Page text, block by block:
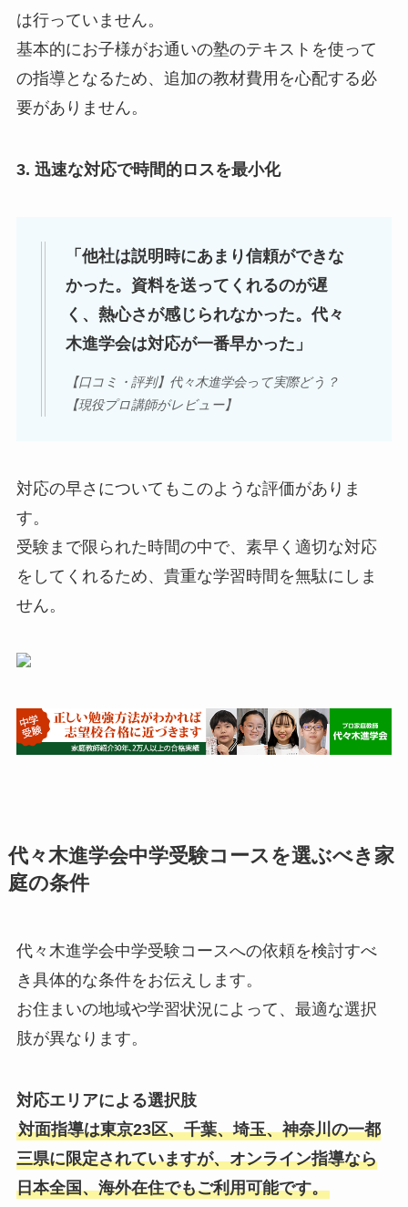
は行っていません。
基本的にお子様がお通いの塾のテキストを使って
の指導となるため、追加の教材費用を心配する必
要がありません。
3. 迅速な対応で時間的ロスを最小化
「他社は説明時にあまり信頼ができな
かった。資料を送ってくれるのが遅
く、熱心さが感じられなかった。代々
木進学会は対応が一番早かった」
【口コミ・評判】代々木進学会って実際どう？
【現役プロ講師がレビュー】
対応の早さについてもこのような評価がありま
す。
受験まで限られた時間の中で、素早く適切な対応
をしてくれるため、貴重な学習時間を無駄にしま
せん。
代々木進学会中学受験コースを選ぶべき家
庭の条件
代々木進学会中学受験コースへの依頼を検討すべ
き具体的な条件をお伝えします。
お住まいの地域や学習状況によって、最適な選択
肢が異なります。
対応エリアによる選択肢
対面指導は東京23区、千葉、埼玉、神奈川の一都
三県に限定されていますが、オンライン指導なら
日本全国、海外在住でもご利用可能です。